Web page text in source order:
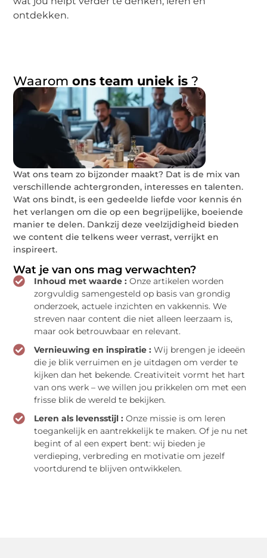
ontdekken.
Waaromons team uniek is?
Wat ons team zo bijzonder maakt? Dat is de mix van
verschillende achtergronden, interesses en talenten.
Wat ons bindt, is een gedeelde liefde voor kennis én
het verlangen om die op een begrijpelijke, boeiende
manier te delen. Dankzij deze veelzijdigheid bieden
we content die telkens weer verrast, verrijkt en
inspireert.
Wat je van ons mag verwachten?
Inhoud met waarde : Onze artikelen worden
zorgvuldig samengesteld op basis van grondig
onderzoek, actuele inzichten en vakkennis. We
streven naar content die niet alleen leerzaam is,
maar ook betrouwbaar en relevant.
Vernieuwing en inspiratie : Wij brengen je ideeën
die je blik verruimen en je uitdagen om verder te
kijken dan het bekende. Creativiteit vormt het hart
van ons werk – we willen jou prikkelen om met een
frisse blik de wereld te bekijken.
Leren als levensstijl : Onze missie is om leren
toegankelijk en aantrekkelijk te maken. Of je nu net
begint of al een expert bent: wij bieden je
verdieping, verbreding en motivatie om jezelf
voortdurend te blijven ontwikkelen.